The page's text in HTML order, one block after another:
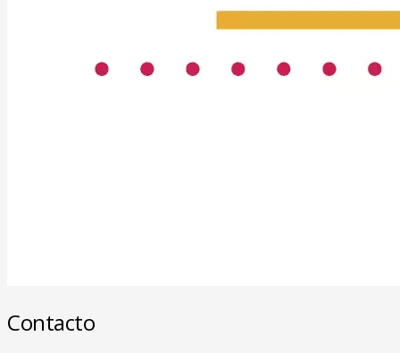
Contacto